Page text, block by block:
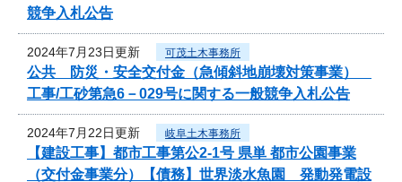
競争入札公告
2024年7月23日更新 可茂土木事務所
公共 防災・安全交付金（急傾斜地崩壊対策事業）
工事/工砂第急6－029号に関する一般競争入札公告
2024年7月22日更新 岐阜土木事務所
【建設工事】都市工事第公2-1号 県単 都市公園事業
（交付金事業分）【債務】世界淡水魚園 発動発電設